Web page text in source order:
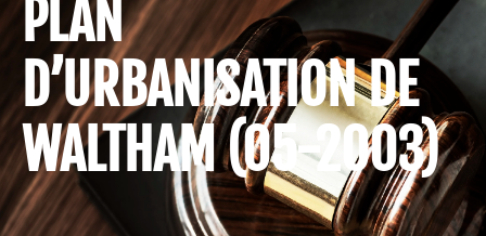
PLAN
D’URBANISATION DE
WALTHAM (05-2003)